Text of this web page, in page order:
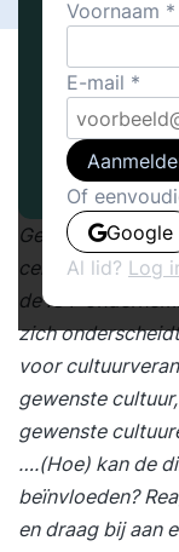
Geplande
centrale vraag in
de ICT-
zich
voor
gewenste
gewenste
….(Hoe) kan de
beïnvloeden?
en draag bij aan
Voornaam
E-mail
Of
Google
Al lid? Log